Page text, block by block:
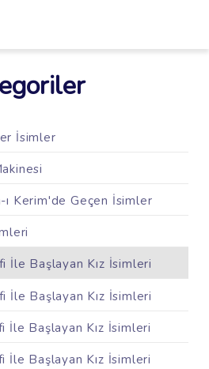
İsimler
ı Kerim'de Geçen İsimler
İle Başlayan Kız İsimleri
İle Başlayan Kız İsimleri
İle Başlayan Kız İsimleri
İle Başlayan Kız İsimleri